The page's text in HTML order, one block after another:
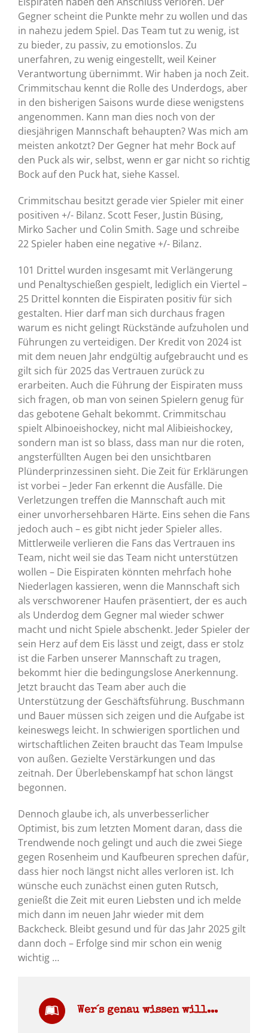
Gegner scheint die Punkte mehr zu wollen und das
in nahezu jedem Spiel. Das Team tut zu wenig, ist
zu bieder, zu passiv, zu emotionslos. Zu
unerfahren, zu wenig eingestellt, weil Keiner
Verantwortung übernimmt. Wir haben ja noch Zeit.
Crimmitschau kennt die Rolle des Underdogs, aber
in den bisherigen Saisons wurde diese wenigstens
angenommen. Kann man dies noch von der
diesjährigen Mannschaft behaupten? Was mich am
meisten ankotzt? Der Gegner hat mehr Bock auf
den Puck als wir, selbst, wenn er gar nicht so richtig
Bock auf den Puck hat, siehe Kassel.
Crimmitschau besitzt gerade vier Spieler mit einer
positiven +/- Bilanz. Scott Feser, Justin Büsing,
Mirko Sacher und Colin Smith. Sage und schreibe
22 Spieler haben eine negative +/- Bilanz.
101 Drittel wurden insgesamt mit Verlängerung
und Penaltyschießen gespielt, lediglich ein Viertel –
25 Drittel konnten die Eispiraten positiv für sich
gestalten. Hier darf man sich durchaus fragen
warum es nicht gelingt Rückstände aufzuholen und
Führungen zu verteidigen. Der Kredit von 2024 ist
mit dem neuen Jahr endgültig aufgebraucht und es
gilt sich für 2025 das Vertrauen zurück zu
erarbeiten. Auch die Führung der Eispiraten muss
sich fragen, ob man von seinen Spielern genug für
das gebotene Gehalt bekommt. Crimmitschau
spielt Albinoeishockey, nicht mal Alibieishockey,
sondern man ist so blass, dass man nur die roten,
angsterfüllten Augen bei den unsichtbaren
Plünderprinzessinen sieht. Die Zeit für Erklärungen
ist vorbei – Jeder Fan erkennt die Ausfälle. Die
Verletzungen treffen die Mannschaft auch mit
einer unvorhersehbaren Härte. Eins sehen die Fans
jedoch auch – es gibt nicht jeder Spieler alles.
Mittlerweile verlieren die Fans das Vertrauen ins
Team, nicht weil sie das Team nicht unterstützen
wollen – Die Eispiraten könnten mehrfach hohe
Niederlagen kassieren, wenn die Mannschaft sich
als verschworener Haufen präsentiert, der es auch
als Underdog dem Gegner mal wieder schwer
macht und nicht Spiele abschenkt. Jeder Spieler der
sein Herz auf dem Eis lässt und zeigt, dass er stolz
ist die Farben unserer Mannschaft zu tragen,
bekommt hier die bedingungslose Anerkennung.
Jetzt braucht das Team aber auch die
Unterstützung der Geschäftsführung. Buschmann
und Bauer müssen sich zeigen und die Aufgabe ist
keineswegs leicht. In schwierigen sportlichen und
wirtschaftlichen Zeiten braucht das Team Impulse
von außen. Gezielte Verstärkungen und das
zeitnah. Der Überlebenskampf hat schon längst
begonnen.
Dennoch glaube ich, als unverbesserlicher
Optimist, bis zum letzten Moment daran, dass die
Trendwende noch gelingt und auch die zwei Siege
gegen Rosenheim und Kaufbeuren sprechen dafür,
dass hier noch längst nicht alles verloren ist. Ich
wünsche euch zunächst einen guten Rutsch,
genießt die Zeit mit euren Liebsten und ich melde
mich dann im neuen Jahr wieder mit dem
Backcheck. Bleibt gesund und für das Jahr 2025 gilt
dann doch – Erfolge sind mir schon ein wenig
wichtig …
Wer´s genau wissen will...